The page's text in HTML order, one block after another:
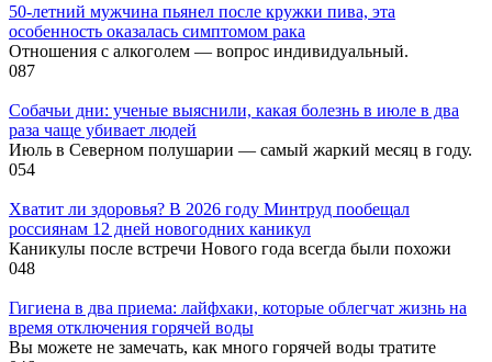
50-летний мужчина пьянел после кружки пива, эта
особенность оказалась симптомом рака
Отношения с алкоголем — вопрос индивидуальный.
087
Собачьи дни: ученые выяснили, какая болезнь в июле в два
раза чаще убивает людей
Июль в Северном полушарии — самый жаркий месяц в году.
054
Хватит ли здоровья? В 2026 году Минтруд пообещал
россиянам 12 дней новогодних каникул
Каникулы после встречи Нового года всегда были похожи
048
Гигиена в два приема: лайфхаки, которые облегчат жизнь на
время отключения горячей воды
Вы можете не замечать, как много горячей воды тратите